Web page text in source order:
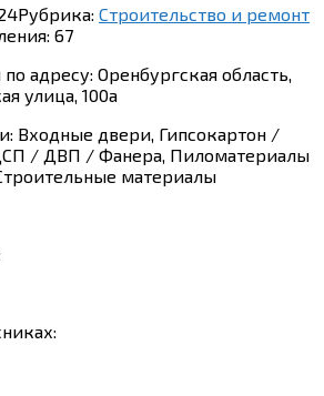
Рубрика: Строительство и ремонт
67
адресу: Оренбургская область,
улица, 100а
Входные двери, Гипсокартон /
/ ДВП / Фанера, Пиломатериалы
материалы